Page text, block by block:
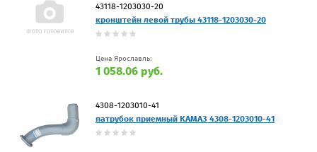
43118-1203030-20
кронштейн левой трубы 43118-1203030-20
Цена Ярославль:
1 058.06 руб.
4308-1203010-41
патрубок приемный КАМАЗ 4308-1203010-41